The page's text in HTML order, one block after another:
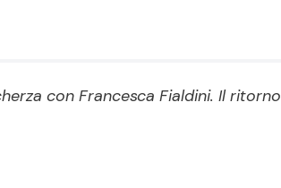
con Francesca Fialdini. Il ritorno